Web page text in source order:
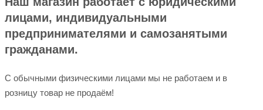
лицами, индивидуальными
предпринимателями и самозанятыми
гражданами.
С обычными физическими лицами мы не работаем и в
розницу товар не продаём!